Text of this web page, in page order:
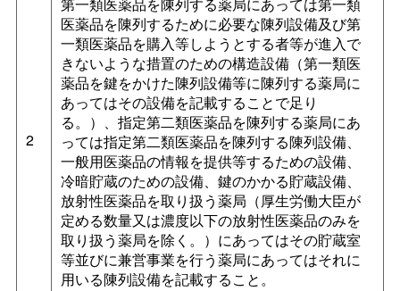
2
医薬品を陳列するために必要な陳列設備及び第
一類医薬品を購入等しようとする者等が進入で
きないような措置のための構造設備（第一類医
薬品を鍵をかけた陳列設備等に陳列する薬局に
あってはその設備を記載することで足り
る。）、指定第二類医薬品を陳列する薬局にあ
っては指定第二類医薬品を陳列する陳列設備、
一般用医薬品の情報を提供等するための設備、
冷暗貯蔵のための設備、鍵のかかる貯蔵設備、
放射性医薬品を取り扱う薬局（厚生労働大臣が
定める数量又は濃度以下の放射性医薬品のみを
取り扱う薬局を除く。）にあってはその貯蔵室
等並びに兼営事業を行う薬局にあってはそれに
用いる陳列設備を記載すること。